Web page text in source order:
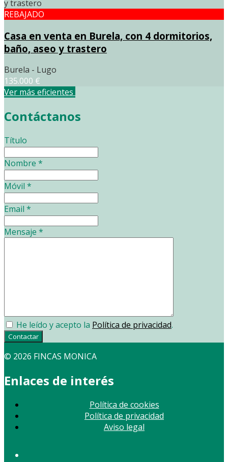
REBAJADO
Casa en venta en Burela, con 4 dormitorios,
baño, aseo y trastero
Burela - Lugo
135.000 €
Ver más eficientes
Contáctanos
Título
Nombre *
Móvil *
Email *
Mensaje *
He leído y acepto la Política de privacidad.
Contactar
© 2026 FINCAS MONICA
Enlaces de interés
Política de cookies
Política de privacidad
Aviso legal